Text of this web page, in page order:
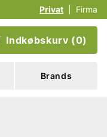
Privat Firma
Indkøbskurv (0)
Brands